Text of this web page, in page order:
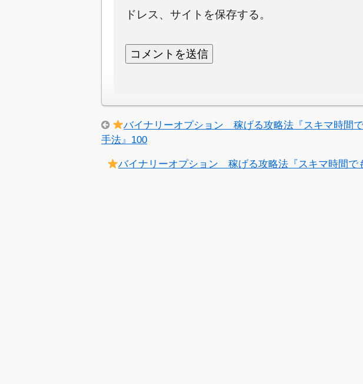
ドレス、サイトを保存する。
バイナリーオプション 稼げる攻略法『スキマ時間
手法』100
バイナリーオプション 稼げる攻略法『スキマ時間で